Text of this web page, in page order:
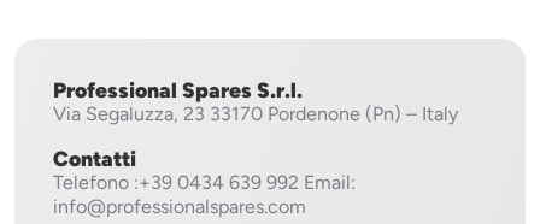
Professional Spares S.r.l.
Via Segaluzza, 23 33170 Pordenone (Pn) – Italy
Contatti
Telefono :+39 0434 639 992 Email:
info@professionalspares.com